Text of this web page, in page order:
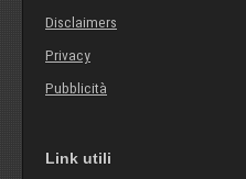
Disclaimers
Privacy
Pubblicità
Link utili